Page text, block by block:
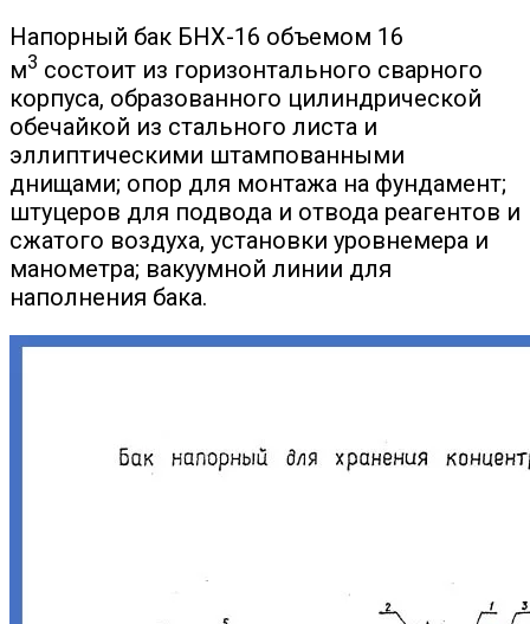
Напорный бак БНХ-16 объемом 16
м3 состоит из горизонтального сварного
корпуса, образованного цилиндрической
обечайкой из стального листа и
эллиптическими штампованными
днищами; опор для монтажа на фундамент;
штуцеров для подвода и отвода реагентов и
сжатого воздуха, установки уровнемера и
манометра; вакуумной линии для
наполнения бака.